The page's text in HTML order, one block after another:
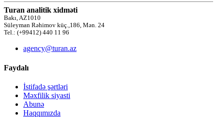
Turan analitik xidməti
Bakı, AZ1010
Süleyman Rəhimov küç.,186, Mən. 24
Tel.: (+99412) 440 11 96
agency@turan.az
Faydalı
İstifadə şərtləri
Məxfilik siyasti
Abunə
Haqqımızda